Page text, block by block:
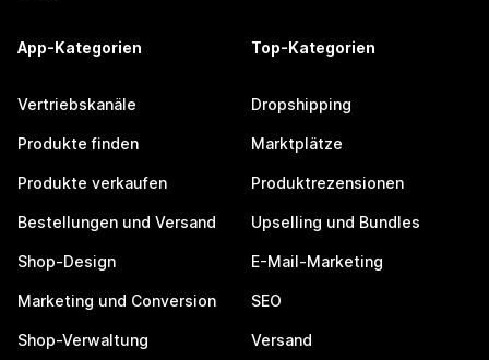
App-Kategorien
Vertriebskanäle
Produkte finden
Produkte verkaufen
Bestellungen und Versand
Shop-Design
Marketing und Conversion
Shop-Verwaltung
Top-Kategorien
Dropshipping
Marktplätze
Produktrezensionen
Upselling und Bundles
E-Mail-Marketing
SEO
Versand